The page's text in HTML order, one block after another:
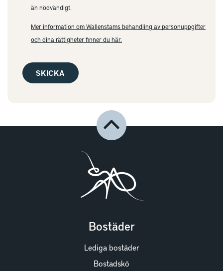
än nödvändigt.
Mer information om Wallenstams behandling av personuppgifter
och dina rättigheter finner du här.
Bostäder
Lediga bostäder
Bostadskö